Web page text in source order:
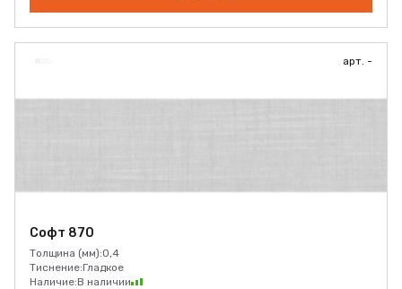
арт. -
Софт 870
Толщина (мм):0,4
Тиснение:Гладкое
Наличие:В наличии